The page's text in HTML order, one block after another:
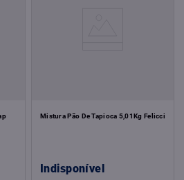
Mistura Pão De Tapioca 5,01Kg Felicci
Indisponível